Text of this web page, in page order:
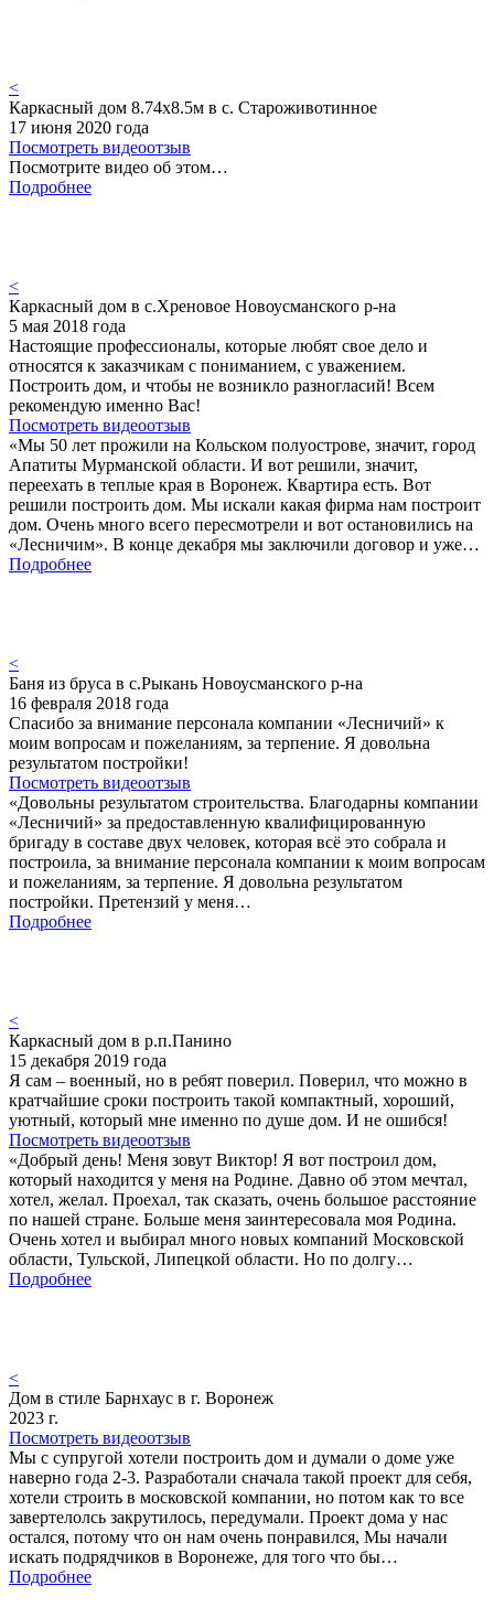
<
Каркасный дом 8.74х8.5м в с. Староживотинное
17 июня 2020 года
Посмотреть видеоотзыв
Посмотрите видео об этом…
Подробнее
<
Каркасный дом в с.Хреновое Новоусманского р-на
5 мая 2018 года
Настоящие профессионалы, которые любят свое дело и
относятся к заказчикам с пониманием, с уважением.
Построить дом, и чтобы не возникло разногласий! Всем
рекомендую именно Вас!
Посмотреть видеоотзыв
«Мы 50 лет прожили на Кольском полуострове, значит, город
Апатиты Мурманской области. И вот решили, значит,
переехать в теплые края в Воронеж. Квартира есть. Вот
решили построить дом. Мы искали какая фирма нам построит
дом. Очень много всего пересмотрели и вот остановились на
«Лесничим». В конце декабря мы заключили договор и уже…
Подробнее
<
Баня из бруса в с.Рыкань Новоусманского р-на
16 февраля 2018 года
Спасибо за внимание персонала компании «Лесничий» к
моим вопросам и пожеланиям, за терпение. Я довольна
результатом постройки!
Посмотреть видеоотзыв
«Довольны результатом строительства. Благодарны компании
«Лесничий» за предоставленную квалифицированную
бригаду в составе двух человек, которая всё это собрала и
построила, за внимание персонала компании к моим вопросам
и пожеланиям, за терпение. Я довольна результатом
постройки. Претензий у меня…
Подробнее
<
Каркасный дом в р.п.Панино
15 декабря 2019 года
Я сам – военный, но в ребят поверил. Поверил, что можно в
кратчайшие сроки построить такой компактный, хороший,
уютный, который мне именно по душе дом. И не ошибся!
Посмотреть видеоотзыв
«Добрый день! Меня зовут Виктор! Я вот построил дом,
который находится у меня на Родине. Давно об этом мечтал,
хотел, желал. Проехал, так сказать, очень большое расстояние
по нашей стране. Больше меня заинтересовала моя Родина.
Очень хотел и выбирал много новых компаний Московской
области, Тульской, Липецкой области. Но по долгу…
Подробнее
<
Дом в стиле Барнхаус в г. Воронеж
2023 г.
Посмотреть видеоотзыв
Мы с супругой хотели построить дом и думали о доме уже
наверно года 2-3. Разработали сначала такой проект для себя,
хотели строить в московской компании, но потом как то все
завертелолсь закрутилось, передумали. Проект дома у нас
остался, потому что он нам очень понравился, Мы начали
искать подрядчиков в Воронеже, для того что бы…
Подробнее